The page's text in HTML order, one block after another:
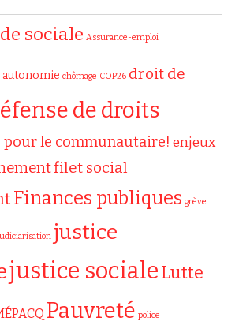
sociale Assurance-emploi
autonomie chômage COP26 droit de
de droits
pour le communautaire! enjeux
filet social
Finances publiques grève
justice
justice socialeLutte
Pauvreté police